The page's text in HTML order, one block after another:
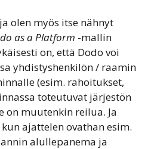
olen myös itse nähnyt
as a Platform -mallin
on, että Dodo voi
yhdistyshenkilön / raamin
(esim. rahoitukset,
toteutuvat järjestön
on muutenkin reilua. Ja
ajattelen ovathan esim.
alullepanema ja